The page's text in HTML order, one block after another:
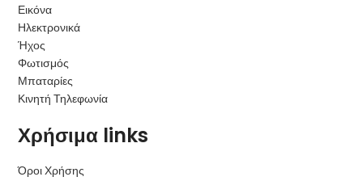
Εικόνα
Ηλεκτρονικά
Ήχος
Φωτισμός
Μπαταρίες
Κινητή Τηλεφωνία
Χρήσιμα links
Όροι Χρήσης